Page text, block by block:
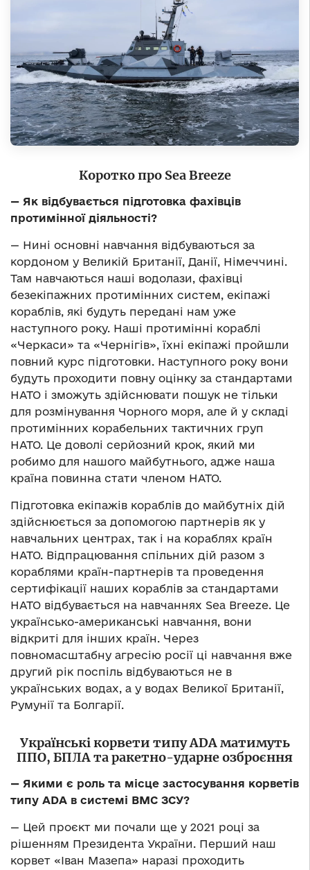
Коротко про Sea Вreeze
— Як відбувається підготовка фахівців
протимінної діяльності?
— Нині основні навчання відбуваються за
кордоном у Великій Британії, Данії, Німеччині.
Там навчаються наші водолази, фахівці
безекіпажних протимінних систем, екіпажі
кораблів, які будуть передані нам уже
наступного року. Наші протимінні кораблі
«Черкаси» та «Чернігів», їхні екіпажі пройшли
повний курс підготовки. Наступного року вони
будуть проходити повну оцінку за стандартами
НАТО і зможуть здійснювати пошук не тільки
для розмінування Чорного моря, але й у складі
протимінних корабельних тактичних груп
НАТО. Це доволі серйозний крок, який ми
робимо для нашого майбутнього, адже наша
країна повинна стати членом НАТО.
Підготовка екіпажів кораблів до майбутніх дій
здійснюється за допомогою партнерів як у
навчальних центрах, так і на кораблях країн
НАТО. Відпрацювання спільних дій разом з
кораблями країн-партнерів та проведення
сертифікації наших кораблів за стандартами
НАТО відбувається на навчаннях Sea Вreeze. Це
українсько-американські навчання, вони
відкриті для інших країн. Через
повномасштабну агресію росії ці навчання вже
другий рік поспіль відбуваються не в
українських водах, а у водах Великої Британії,
Румунії та Болгарії.
Українські корвети типуADA матимуть
ППО, БПЛА та ракетно-ударне озброєння
— Якими є роль та місце застосування корветів
типу ADA в системі ВМС ЗСУ?
— Цей проєкт ми почали ще у 2021 році за
рішенням Президента України. Перший наш
корвет «Іван Мазепа» наразі проходить